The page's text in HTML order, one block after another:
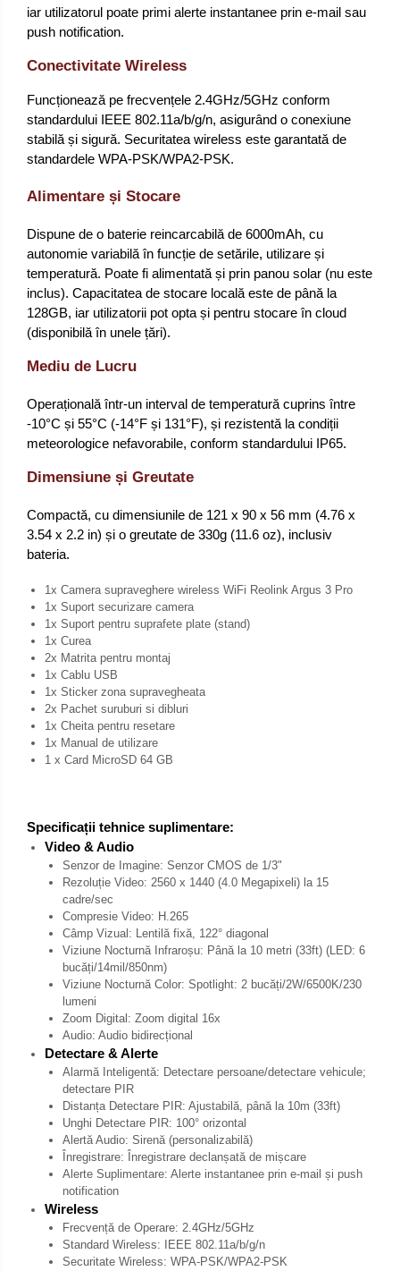
iar utilizatorul poate primi alerte instantanee prin e-mail sau
push notification.
Conectivitate Wireless
Funcționează pe frecvențele 2.4GHz/5GHz conform
standardului IEEE 802.11a/b/g/n, asigurând o conexiune
stabilă și sigură. Securitatea wireless este garantată de
standardele WPA-PSK/WPA2-PSK.
Alimentare și Stocare
Dispune de o baterie reincarcabilă de 6000mAh, cu
autonomie variabilă în funcție de setările, utilizare și
temperatură. Poate fi alimentată și prin panou solar (nu este
inclus). Capacitatea de stocare locală este de până la
128GB, iar utilizatorii pot opta și pentru stocare în cloud
(disponibilă în unele țări).
Mediu de Lucru
Operațională într-un interval de temperatură cuprins între
-10°C și 55°C (-14°F și 131°F), și rezistentă la condiții
meteorologice nefavorabile, conform standardului IP65.
Dimensiune și Greutate
Compactă, cu dimensiunile de 121 x 90 x 56 mm (4.76 x
3.54 x 2.2 in) și o greutate de 330g (11.6 oz), inclusiv
bateria.
1x Camera supraveghere wireless WiFi Reolink Argus 3 Pro
1x Suport securizare camera
1x Suport pentru suprafete plate (stand)
1x Curea
2x Matrita pentru montaj
1x Cablu USB
1x Sticker zona supravegheata
2x Pachet suruburi si dibluri
1x Cheita pentru resetare
1x Manual de utilizare
1 x Card MicroSD 64 GB
Specificații tehnice suplimentare:
Video & Audio
Senzor de Imagine: Senzor CMOS de 1/3"
Rezoluție Video: 2560 x 1440 (4.0 Megapixeli) la 15
cadre/sec
Compresie Video: H.265
Câmp Vizual: Lentilă fixă, 122° diagonal
Viziune Nocturnă Infraroșu: Până la 10 metri (33ft) (LED: 6
bucăți/14mil/850nm)
Viziune Nocturnă Color: Spotlight: 2 bucăți/2W/6500K/230
lumeni
Zoom Digital: Zoom digital 16x
Audio: Audio bidirecțional
Detectare & Alerte
Alarmă Inteligentă: Detectare persoane/detectare vehicule;
detectare PIR
Distanța Detectare PIR: Ajustabilă, până la 10m (33ft)
Unghi Detectare PIR: 100° orizontal
Alertă Audio: Sirenă (personalizabilă)
Înregistrare: Înregistrare declanșată de mișcare
Alerte Suplimentare: Alerte instantanee prin e-mail și push
notification
Wireless
Frecvență de Operare: 2.4GHz/5GHz
Standard Wireless: IEEE 802.11a/b/g/n
Securitate Wireless: WPA-PSK/WPA2-PSK